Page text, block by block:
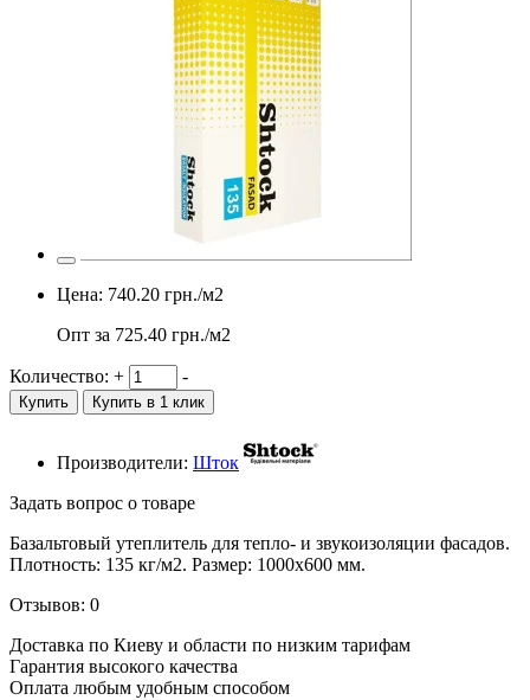
Цена: 740.20 грн./м2
Опт за 725.40 грн./м2
Количество: + -
Купить Купить в 1 клик
Производители: Шток
Задать вопрос о товаре
Базальтовый утеплитель для тепло- и звукоизоляции фасадов.
Плотность: 135 кг/м2. Размер: 1000х600 мм.
Отзывов: 0
Доставка по Киеву и области по низким тарифам
Гарантия высокого качества
Оплата любым удобным способом